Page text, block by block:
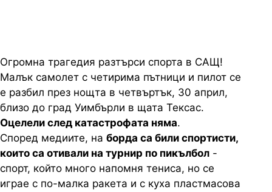
Огромна трагедия разтърси спорта в САЩ!
Малък самолет с четирима пътници и пилот се
е разбил през нощта в четвъртък, 30 април,
близо до град Уимбърли в щата Тексас.
Оцелели след катастрофата няма.
Според медиите, на борда са били спортисти,
които са отивали на турнир по пикълбол -
спорт, който много напомня тениса, но се
играе с по-малка ракета и с куха пластмасова